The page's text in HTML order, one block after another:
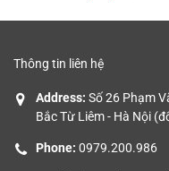
Thông tin liên hệ
Address: Số 26 Phạm
Bắc Từ Liêm - Hà Nội
Phone: 0979.200.986